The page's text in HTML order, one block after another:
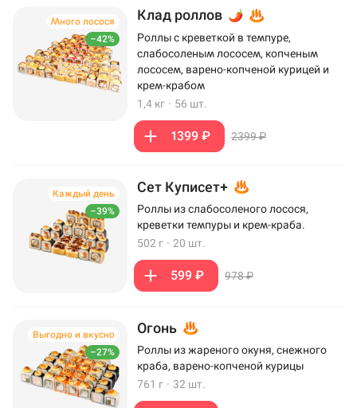
–42%
Много лосося Клад роллов
Роллы с креветкой в темпуре,
слабосоленым лососем, копченым
лососем, варено-копченой курицей и
крем-крабом
1,4 кг · 56 шт.
1399 ₽ 2399 ₽
–39%
Каждый день Сет Куписет+
Роллы из слабосоленого лосося,
креветки темпуры и крем-краба.
502 г · 20 шт.
599 ₽ 978 ₽
–27%
Выгодно и вкусно Огонь
Роллы из жареного окуня, снежного
краба, варено-копченой курицы
761 г · 32 шт.